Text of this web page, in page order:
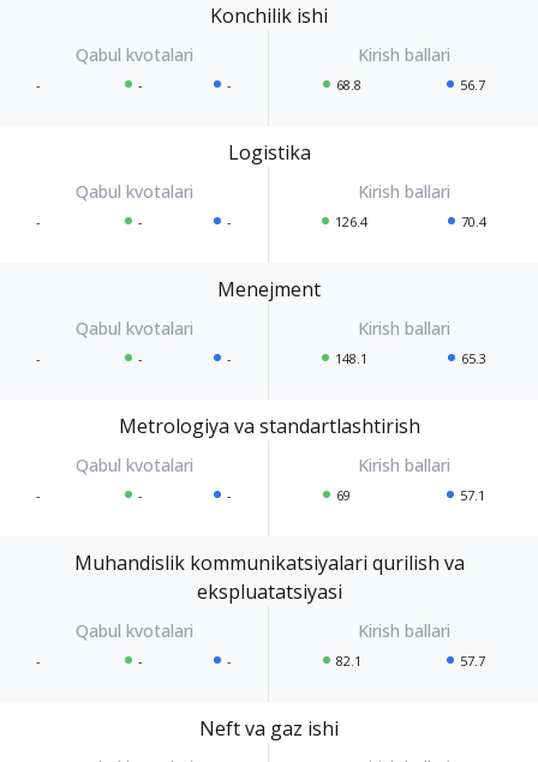
Konchilik ishi
- - - 68.8 56.7
Logistika
- - - 126.4 70.4
Menejment
- - - 148.1 65.3
Metrologiya va standartlashtirish
- - - 69 57.1
Muhandislik kommunikatsiyalari qurilish va
ekspluatatsiyasi
- - - 82.1 57.7
Neft va gaz ishi